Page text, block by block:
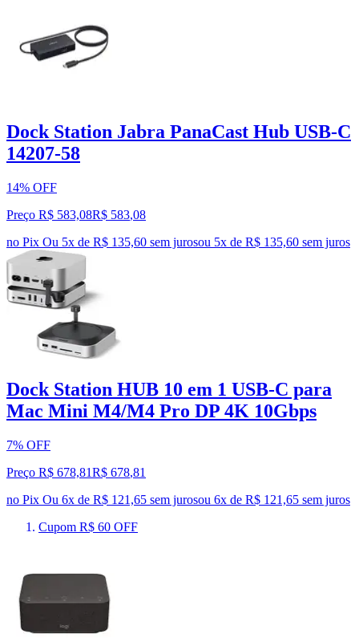
Dock Station Jabra PanaCast Hub USB-C
14207-58
14% OFF
Preço R$ 583,08R$ 583,08
no Pix Ou 5x de R$ 135,60 sem jurosou 5x de R$ 135,60 sem juros
Dock Station HUB 10 em 1 USB-C para
Mac Mini M4/M4 Pro DP 4K 10Gbps
7% OFF
Preço R$ 678,81R$ 678,81
no Pix Ou 6x de R$ 121,65 sem jurosou 6x de R$ 121,65 sem juros
Cupom R$ 60 OFF